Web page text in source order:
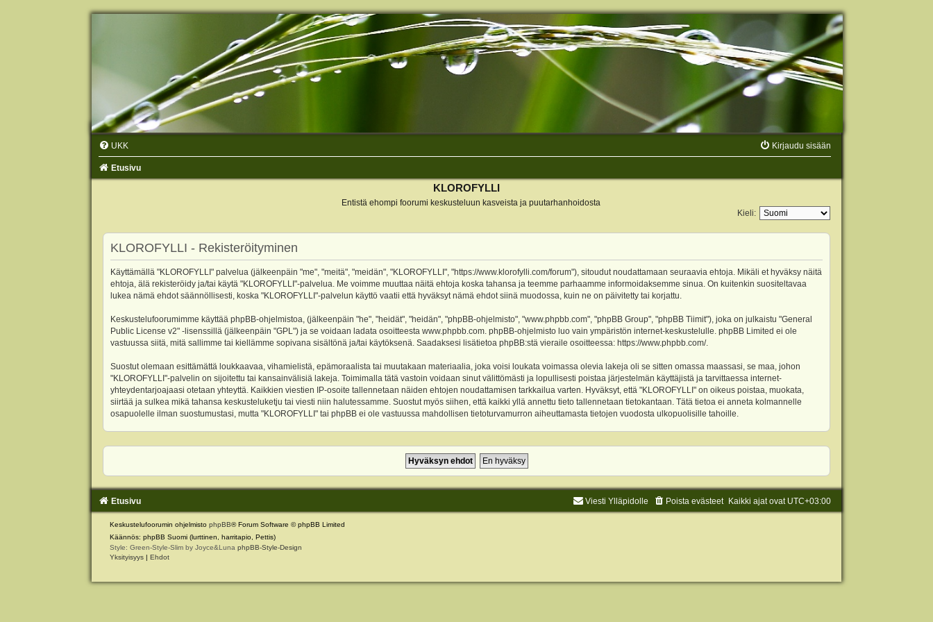
UKK Kirjaudu sisään
Etusivu
KLOROFYLLI
Entistä ehompi foorumi keskusteluun kasveista ja puutarhanhoidosta
Kieli:
KLOROFYLLI - Rekisteröityminen
Käyttämällä "KLOROFYLLI" palvelua (jälkeenpäin "me", "meitä", "meidän", "KLOROFYLLI", "https://www.klorofylli.com/forum"), sitoudut noudattamaan seuraavia ehtoja. Mikäli et hyväksy näitä
ehtoja, älä rekisteröidy ja/tai käytä "KLOROFYLLI"-palvelua. Me voimme muuttaa näitä ehtoja koska tahansa ja teemme parhaamme informoidaksemme sinua. On kuitenkin suositeltavaa
lukea nämä ehdot säännöllisesti, koska "KLOROFYLLI"-palvelun käyttö vaatii että hyväksyt nämä ehdot siinä muodossa, kuin ne on päivitetty tai korjattu.
Keskustelufoorumimme käyttää phpBB-ohjelmistoa, (jälkeenpäin "he", "heidät", "heidän", "phpBB-ohjelmisto", "www.phpbb.com", "phpBB Group", "phpBB Tiimit"), joka on julkaistu "General
Public License v2" -lisenssillä (jälkeenpäin "GPL") ja se voidaan ladata osoitteesta www.phpbb.com. phpBB-ohjelmisto luo vain ympäristön internet-keskustelulle. phpBB Limited ei ole
vastuussa siitä, mitä sallimme tai kiellämme sopivana sisältönä ja/tai käytöksenä. Saadaksesi lisätietoa phpBB:stä vieraile osoitteessa: https://www.phpbb.com/.
Suostut olemaan esittämättä loukkaavaa, vihamielistä, epämoraalista tai muutakaan materiaalia, joka voisi loukata voimassa olevia lakeja oli se sitten omassa maassasi, se maa, johon
"KLOROFYLLI"-palvelin on sijoitettu tai kansainvälisiä lakeja. Toimimalla tätä vastoin voidaan sinut välittömästi ja lopullisesti poistaa järjestelmän käyttäjistä ja tarvittaessa internet-
yhteydentarjoajaasi otetaan yhteyttä. Kaikkien viestien IP-osoite tallennetaan näiden ehtojen noudattamisen tarkkailua varten. Hyväksyt, että "KLOROFYLLI" on oikeus poistaa, muokata,
siirtää ja sulkea mikä tahansa keskusteluketju tai viesti niin halutessamme. Suostut myös siihen, että kaikki yllä annettu tieto tallennetaan tietokantaan. Tätä tietoa ei anneta kolmannelle
osapuolelle ilman suostumustasi, mutta "KLOROFYLLI" tai phpBB ei ole vastuussa mahdollisen tietoturvamurron aiheuttamasta tietojen vuodosta ulkopuolisille tahoille.
Etusivu Kaikki ajat ovat UTC+03:00
Poista evästeet
Viesti Ylläpidolle
Keskustelufoorumin ohjelmisto phpBB® Forum Software © phpBB Limited
Käännös: phpBB Suomi (lurttinen, harritapio, Pettis)
Style: Green-Style-Slim by Joyce&Luna phpBB-Style-Design
Yksityisyys | Ehdot